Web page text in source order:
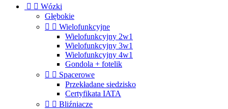
  Wózki
Głębokie
  Wielofunkcyjne
Wielofunkcyjny 2w1
Wielofunkcyjny 3w1
Wielofunkcyjny 4w1
Gondola + fotelik
  Spacerowe
Przekładane siedzisko
Certyfikata IATA
  Bliźniacze